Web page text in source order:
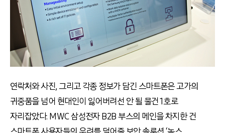
연락처와 사진, 그리고 각종 정보가 담긴 스마트폰은 고가의
귀중품을 넘어 현대인이 잃어버려선 안 될 물건 1호로
자리잡았다. MWC 삼성전자 B2B 부스의 메인을 차지한 건